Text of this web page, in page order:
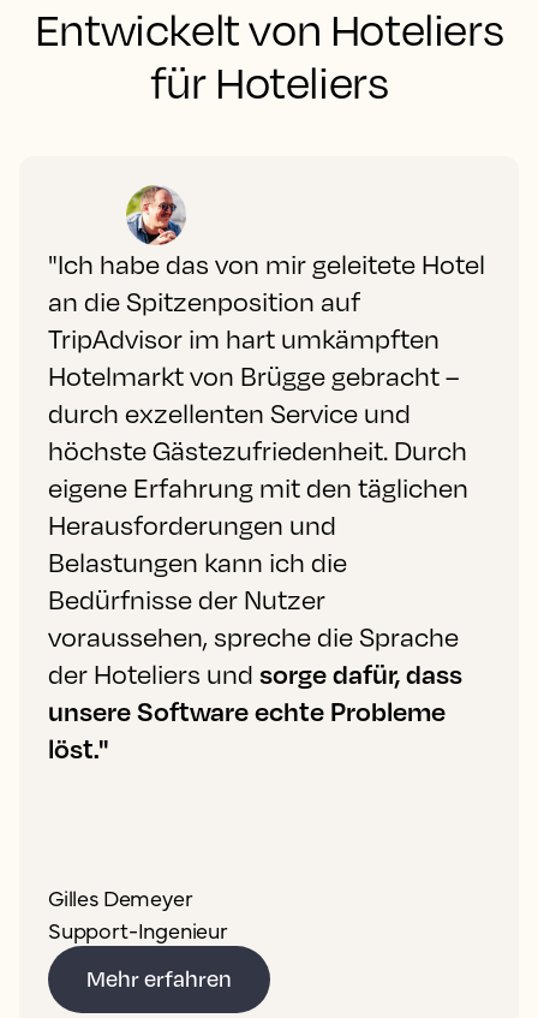
Entwickelt von Hoteliers
für Hoteliers
"Ich habe das von mir geleitete Hotel
an die Spitzenposition auf
TripAdvisor im hart umkämpften
Hotelmarkt von Brügge gebracht –
durch exzellenten Service und
höchste Gästezufriedenheit. Durch
eigene Erfahrung mit den täglichen
Herausforderungen und
Belastungen kann ich die
Bedürfnisse der Nutzer
voraussehen, spreche die Sprache
der Hoteliers und sorge dafür, dass
unsere Software echte Probleme
löst."
Gilles Demeyer
Support-Ingenieur
Mehr erfahren